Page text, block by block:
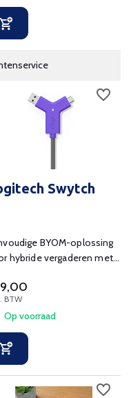
Swytch
BYOM-oplossing
hybride vergaderen met
BTW
Op voorraad